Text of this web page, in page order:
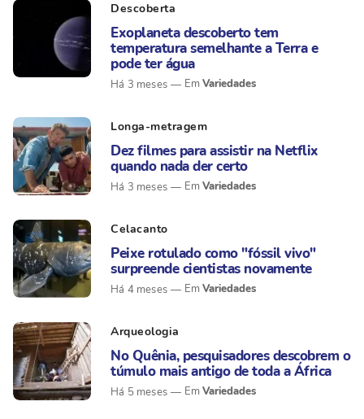
Descoberta
Exoplaneta descoberto tem
temperatura semelhante a Terra e
pode ter água
Há 3 meses Variedades
Longa-metragem
Dez filmes para assistir na Netflix
quando nada der certo
Há 3 meses Variedades
Celacanto
Peixe rotulado como "fóssil vivo"
surpreende cientistas novamente
Há 4 meses Variedades
Arqueologia
No Quênia, pesquisadores descobrem o
túmulo mais antigo de toda a África
Há 5 meses Variedades